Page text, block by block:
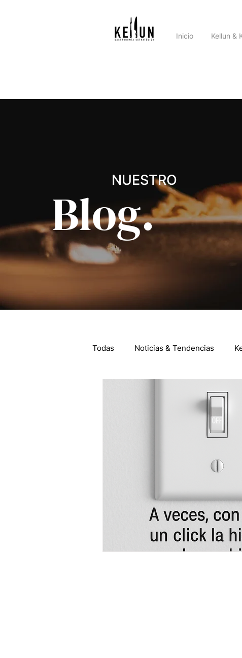
Inicio Kellun &
NUESTRO
Blog.
Todas Noticias & Tendencias